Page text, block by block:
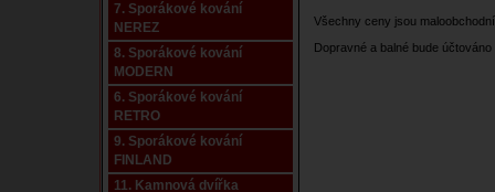
7. Sporákové kování
NEREZ
8. Sporákové kování
MODERN
6. Sporákové kování
RETRO
9. Sporákové kování
FINLAND
11. Kamnová dvířka
Všechny ceny jsou
Dopravné a balné bude